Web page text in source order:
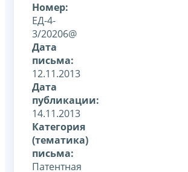
Номер:
ЕД-4-
3/20206@
Дата
письма:
12.11.2013
Дата
публикации:
14.11.2013
Категория
(тематика)
письма:
Патентная